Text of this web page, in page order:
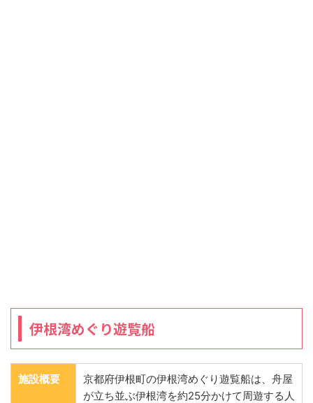
伊根湾めぐり遊覧船
施設概要
京都府伊根町の伊根湾めぐり遊覧船は、舟屋
が立ち並ぶ伊根湾を約25分かけて周遊する人